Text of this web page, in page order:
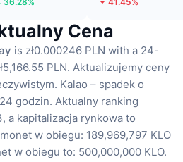
Cena
is zł0.000246 PLN with a 24-
PLN. Aktualizujemy ceny
Kalao – spadek o
godzin. Aktualny ranking
a kapitalizacja rynkowa to
w obiegu: 189,969,797 KLO
w obiegu to: 500,000,000 KLO.